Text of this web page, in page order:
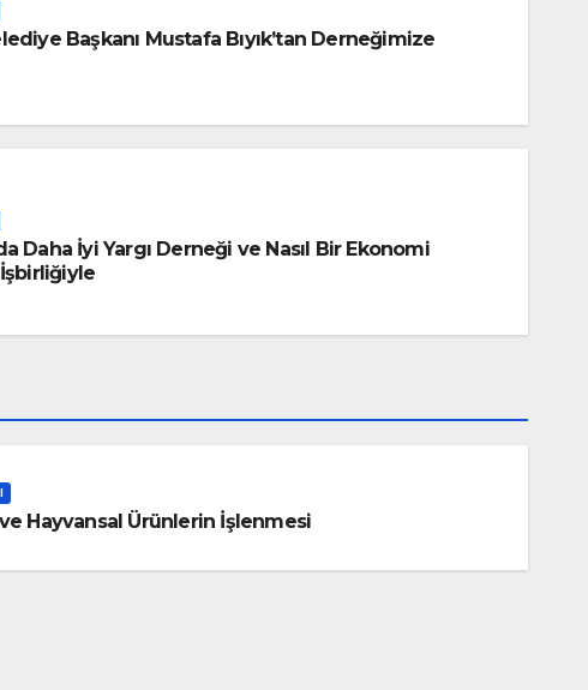
Başkanı Mustafa Bıyık’tan Derneğimize
Daha İyi Yargı Derneği ve Nasıl Bir Ekonomi
Hayvansal Ürünlerin İşlenmesi